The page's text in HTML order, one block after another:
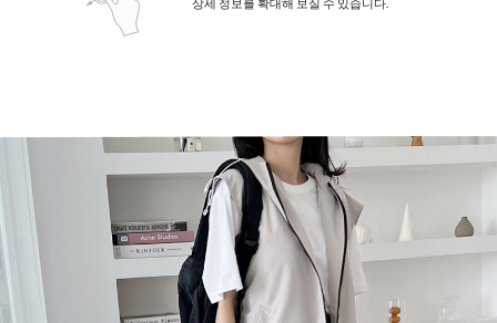
상세 정보를 확대해 보실 수 있습니다.